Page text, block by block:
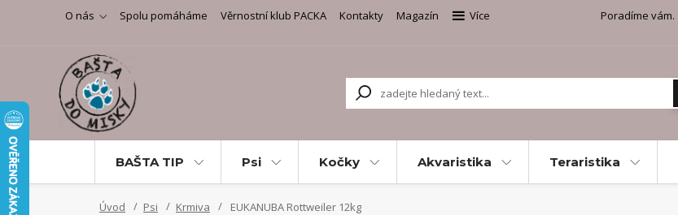
O nás Spolu pomáháme Věrnostní klub PACKA Kontakty Magazín
Více
Poradíme vám.
BAŠTA TIP Psi Kočky Akvaristika Teraristika
Úvod Psi Krmiva EUKANUBA Rottweiler 12kg